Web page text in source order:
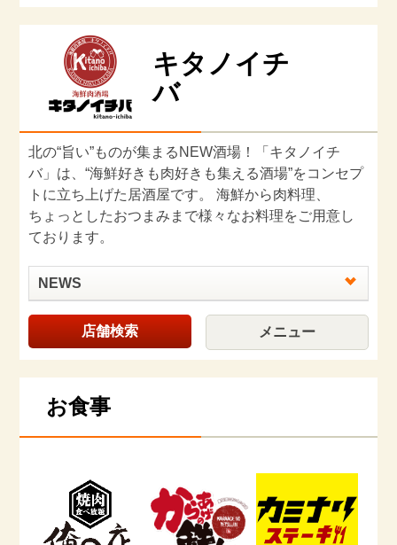
キタノイチ
バ
北の“旨い”ものが集まるNEW酒場！「キタノイチ
バ」は、“海鮮好きも肉好きも集える酒場”をコンセプ
トに立ち上げた居酒屋です。 海鮮から肉料理、
ちょっとしたおつまみまで様々なお料理をご用意し
ております。
NEWS
店舗検索 メニュー
お食事